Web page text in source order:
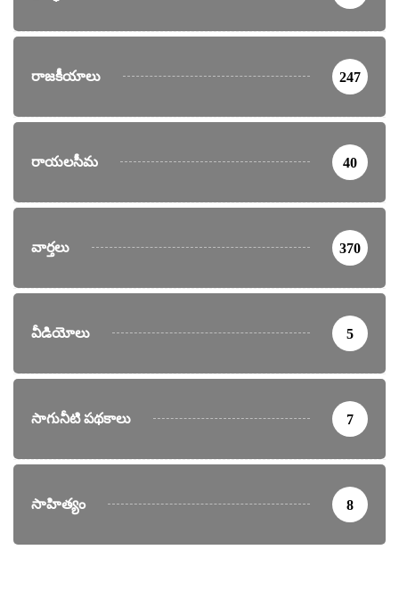
రాజకీయాలు 247
రాయలసీమ 40
వార్తలు 370
వీడియోలు 5
సాగునీటి పథకాలు 7
సాహిత్యం 8